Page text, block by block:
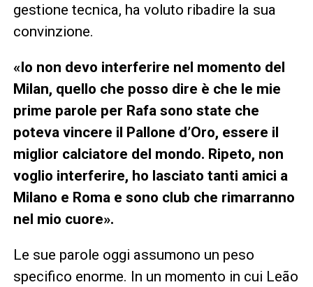
gestione tecnica, ha voluto ribadire la sua
convinzione.
«Io non devo interferire nel momento del
Milan, quello che posso dire è che le mie
prime parole per Rafa sono state che
poteva vincere il Pallone d’Oro, essere il
miglior calciatore del mondo. Ripeto, non
voglio interferire, ho lasciato tanti amici a
Milano e Roma e sono club che rimarranno
nel mio cuore».
Le sue parole oggi assumono un peso
specifico enorme. In un momento in cui Leão